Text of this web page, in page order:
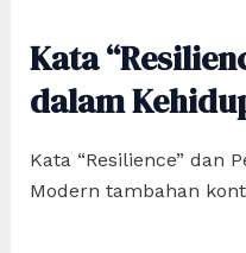
Kata
dalam
Kata “Resilience” dan
Modern tambahan